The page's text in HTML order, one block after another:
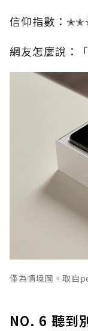
信仰指數：
網友怎麼說：
僅為情境圖。取自
NO. 6 聽到